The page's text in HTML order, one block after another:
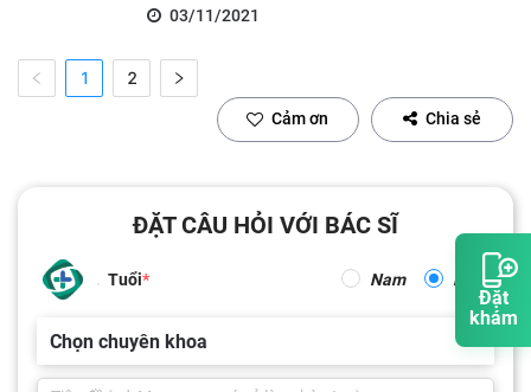
Đặt
khám
03/11/2021
1 2
Cảm ơn Chia sẻ
ĐẶT CÂU HỎI VỚI BÁC SĨ
Tuổi Nam Nữ
Chọn chuyên khoa